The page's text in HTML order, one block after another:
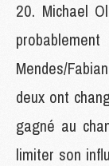
Michael
Mendes/
deux ont
gagné au
limiter son